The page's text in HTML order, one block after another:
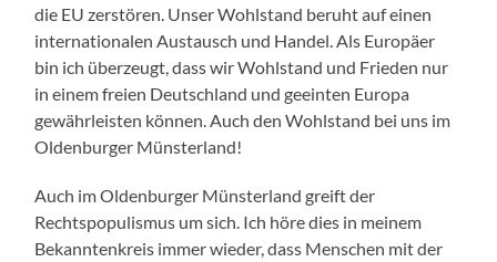
die EU zerstören. Unser Wohlstand beruht auf einen
internationalen Austausch und Handel. Als Europäer
bin ich überzeugt, dass wir Wohlstand und Frieden nur
in einem freien Deutschland und geeinten Europa
gewährleisten können. Auch den Wohlstand bei uns im
Oldenburger Münsterland!
Auch im Oldenburger Münsterland greift der
Rechtspopulismus um sich. Ich höre dies in meinem
Bekanntenkreis immer wieder, dass Menschen mit der